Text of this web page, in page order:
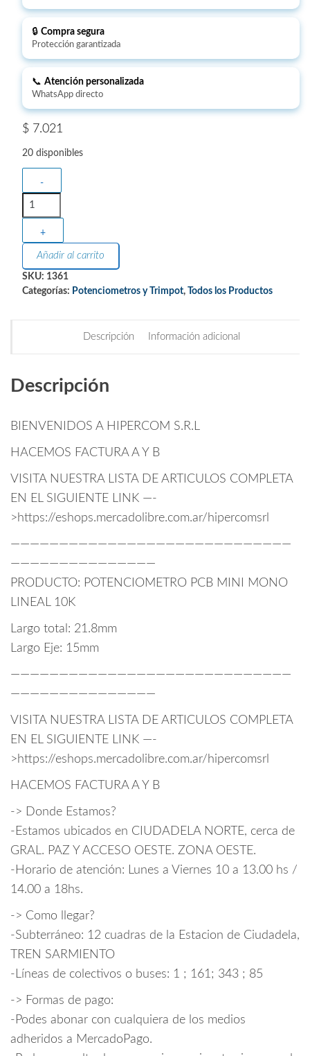
🔒 Compra segura
Protección garantizada
📞 Atención personalizada
WhatsApp directo
$7.021
20 disponibles
-
+
Añadir al carrito
SKU: 1361
Categorías: Potenciometros y Trimpot, Todos los Productos
Descripción Información adicional
Descripción
BIENVENIDOS A HIPERCOM S.R.L
HACEMOS FACTURA A Y B
VISITA NUESTRA LISTA DE ARTICULOS COMPLETA
EN EL SIGUIENTE LINK —-
>https://eshops.mercadolibre.com.ar/hipercomsrl
—————————————————————————————
———————————————
PRODUCTO: POTENCIOMETRO PCB MINI MONO
LINEAL 10K
Largo total: 21.8mm
Largo Eje: 15mm
—————————————————————————————
———————————————
VISITA NUESTRA LISTA DE ARTICULOS COMPLETA
EN EL SIGUIENTE LINK —-
>https://eshops.mercadolibre.com.ar/hipercomsrl
HACEMOS FACTURA A Y B
-> Donde Estamos?
-Estamos ubicados en CIUDADELA NORTE, cerca de
GRAL. PAZ Y ACCESO OESTE. ZONA OESTE.
-Horario de atención: Lunes a Viernes 10 a 13.00 hs /
14.00 a 18hs.
-> Como llegar?
-Subterráneo: 12 cuadras de la Estacion de Ciudadela,
TREN SARMIENTO
-Líneas de colectivos o buses: 1 ; 161; 343 ; 85
-> Formas de pago:
-Podes abonar con cualquiera de los medios
adheridos a MercadoPago.